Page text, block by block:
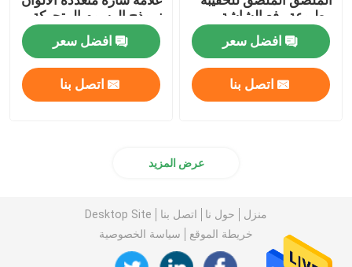
مطبوعة رفع الشاشة
افضل سعر
اتصل بنا
نموذج الرسوم المتحركة
ENISO20471
افضل سعر
اتصل بنا
عرض المزيد
منزل حول نا اتصل بنا
Desktop Site
خريطة الموقع
سياسة الخصوصية